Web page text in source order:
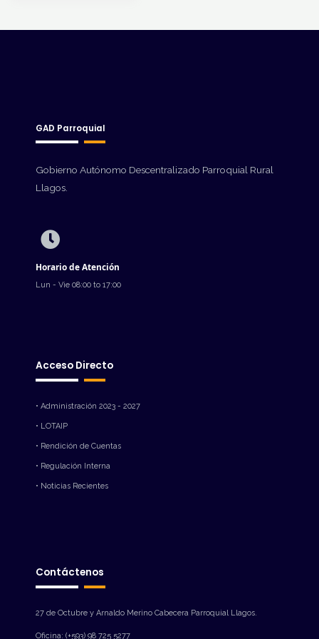
GAD Parroquial
Gobierno Autónomo Descentralizado Parroquial Rural
Llagos.
Horario de Atención
Lun - Vie 08:00 to 17:00
Acceso Directo
• Administración 2023 - 2027
• LOTAIP
• Rendición de Cuentas
• Regulación Interna
• Noticias Recientes
Contáctenos
27 de Octubre y Arnaldo Merino Cabecera Parroquial Llagos.
Oficina: (+593) 98 725 5277